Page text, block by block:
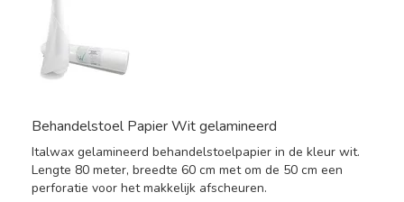
Behandelstoel Papier Wit gelamineerd
Italwax gelamineerd behandelstoelpapier in de kleur wit.
Lengte 80 meter, breedte 60 cm met om de 50 cm een
perforatie voor het makkelijk afscheuren.